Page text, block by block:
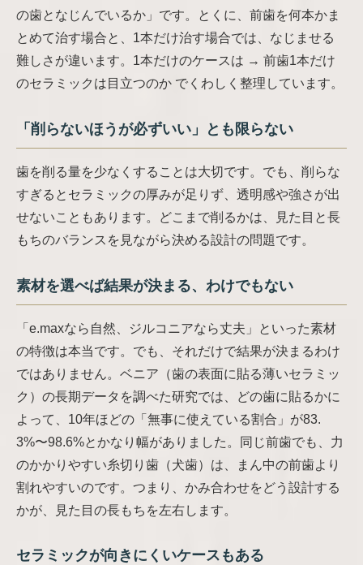
の歯となじんでいるか」です。とくに、前歯を何本かま
とめて治す場合と、1本だけ治す場合では、なじませる
難しさが違います。1本だけのケースは → 前歯1本だけ
のセラミックは目立つのか でくわしく整理しています。
「削らないほうが必ずいい」とも限らない
歯を削る量を少なくすることは大切です。でも、削らな
すぎるとセラミックの厚みが足りず、透明感や強さが出
せないこともあります。どこまで削るかは、見た目と長
もちのバランスを見ながら決める設計の問題です。
素材を選べば結果が決まる、わけでもない
「e.maxなら自然、ジルコニアなら丈夫」といった素材
の特徴は本当です。でも、それだけで結果が決まるわけ
ではありません。ベニア（歯の表面に貼る薄いセラミッ
ク）の長期データを調べた研究では、どの歯に貼るかに
よって、10年ほどの「無事に使えている割合」が83.
3%〜98.6%とかなり幅がありました。同じ前歯でも、力
のかかりやすい糸切り歯（犬歯）は、まん中の前歯より
割れやすいのです。つまり、かみ合わせをどう設計する
かが、見た目の長もちを左右します。
セラミックが向きにくいケースもある